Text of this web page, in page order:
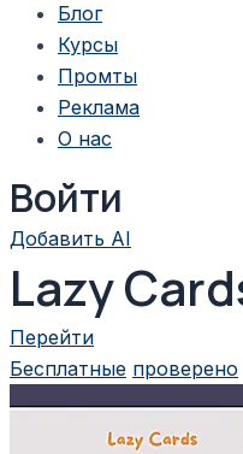
Блог
Курсы
Промты
Реклама
О нас
Войти
Добавить AI
Lazy
Перейти
Бесплатные проверено